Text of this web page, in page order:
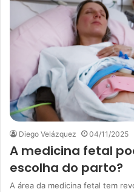
Diego Velázquez 04/11/2025
A medicina fetal
escolha do parto?
A área da medicina fetal tem